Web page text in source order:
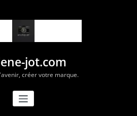
jot.com
créer votre marque.